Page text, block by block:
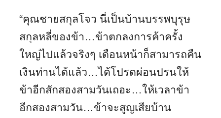
“คุณชายสกุลโจว นี่เป็นบ้านบรรพบุรุษ
สกุลหลี่ของข้า…ข้าตกลงการค้าครั้ง
ใหญ่ไปแล้วจริงๆ เดือนหน้าก็สามารถคืน
เงินท่านได้แล้ว…ได้โปรดผ่อนปรนให้
ข้าอีกสักสองสามวันเถอะ…ให้เวลาข้า
อีกสองสามวัน…ข้าจะสูญเสียบ้าน